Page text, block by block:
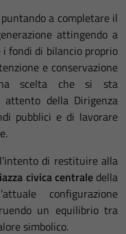
a completare il
attingendo a
fondi di bilancio proprio
e conservazione
scelta che si sta
attento della Dirigenza
pubblici e di lavorare
di restituire alla
civica centraledella
configurazione
un equilibrio tra
simbolico.